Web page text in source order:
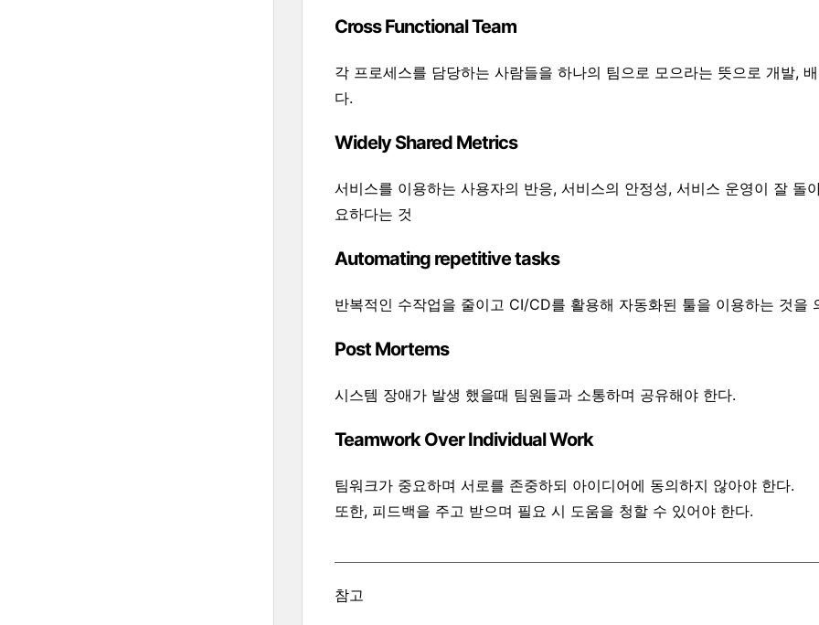
Cross Functional Team
각 프로세스를 담당하는 사람들을 하나의 팀으로 모으라는 뜻으로 개발,
다.
Widely Shared Metrics
서비스를 이용하는 사용자의 반응, 서비스의 안정성, 서비스 운영이 잘 돌
요하다는 것
Automating repetitive tasks
반복적인 수작업을 줄이고 CI/CD를 활용해 자동화된 툴을 이용하는 것을
Post Mortems
시스템 장애가 발생 했을때 팀원들과 소통하며 공유해야 한다.
Teamwork Over Individual Work
팀워크가 중요하며 서로를 존중하되 아이디어에 동의하지 않아야 한다.
또한, 피드백을 주고 받으며 필요 시 도움을 청할 수 있어야 한다.
참고